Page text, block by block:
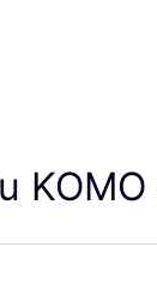
KOMO